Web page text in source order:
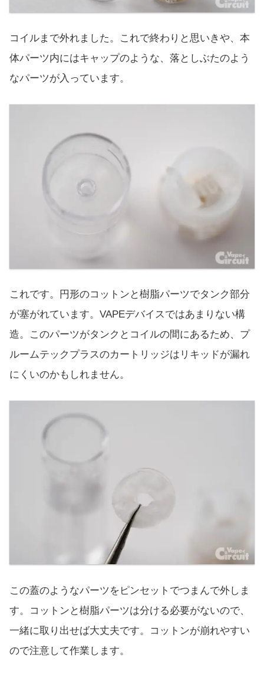
コイルまで外れました。これで終わりと思いきや、本
体パーツ内にはキャップのような、落としぶたのよう
なパーツが入っています。
これです。円形のコットンと樹脂パーツでタンク部分
が塞がれています。VAPEデバイスではあまりない構
造。このパーツがタンクとコイルの間にあるため、プ
ルームテックプラスのカートリッジはリキッドが漏れ
にくいのかもしれません。
この蓋のようなパーツをピンセットでつまんで外しま
す。コットンと樹脂パーツは分ける必要がないので、
一緒に取り出せば大丈夫です。コットンが崩れやすい
ので注意して作業します。